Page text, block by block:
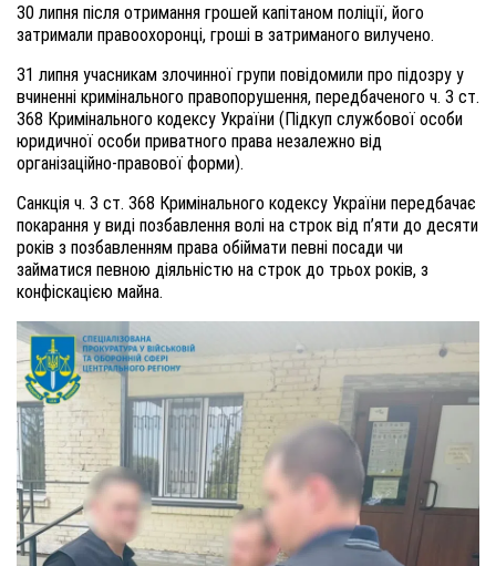
30 липня після отримання грошей капітаном поліції, його
затримали правоохоронці, гроші в затриманого вилучено.
31 липня учасникам злочинної групи повідомили про підозру у
вчиненні кримінального правопорушення, передбаченого ч. 3 ст.
368 Кримінального кодексу України (Підкуп службової особи
юридичної особи приватного права незалежно від
організаційно-правової форми).
Санкція ч. 3 ст. 368 Кримінального кодексу України передбачає
покарання у виді позбавлення волі на строк від п’яти до десяти
років з позбавленням права обіймати певні посади чи
займатися певною діяльністю на строк до трьох років, з
конфіскацією майна.